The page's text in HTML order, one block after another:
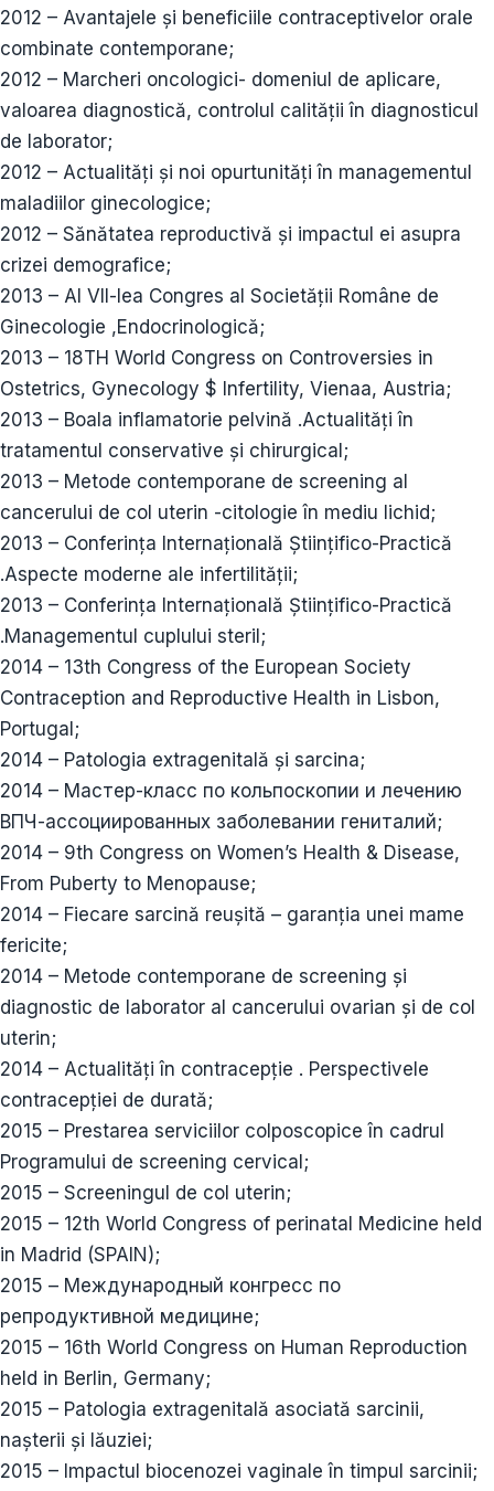
2012 – Avantajele și beneficiile contraceptivelor orale
combinate contemporane;
2012 – Marcheri oncologici- domeniul de aplicare,
valoarea diagnostică, controlul calității în diagnosticul
de laborator;
2012 – Actualități și noi opurtunități în managementul
maladiilor ginecologice;
2012 – Sănătatea reproductivă și impactul ei asupra
crizei demografice;
2013 – Al VII-lea Congres al Societății Române de
Ginecologie ,Endocrinologică;
2013 – 18TH World Congress on Controversies in
Ostetrics, Gynecology $ Infertility, Vienaa, Austria;
2013 – Boala inflamatorie pelvină .Actualități în
tratamentul conservative și chirurgical;
2013 – Metode contemporane de screening al
cancerului de col uterin -citologie în mediu lichid;
2013 – Conferința Internațională Științifico-Practică
.Aspecte moderne ale infertilității;
2013 – Conferința Internațională Științifico-Practică
.Managementul cuplului steril;
2014 – 13th Congress of the European Society
Contraception and Reproductive Health in Lisbon,
Portugal;
2014 – Patologia extragenitală și sarcina;
2014 – Mастер-класс по кольпоскопии и лечению
ВПЧ-ассоциированных заболевании гениталий;
2014 – 9th Congress on Women’s Health & Disease,
From Puberty to Menopause;
2014 – Fiecare sarcină reușită – garanția unei mame
fericite;
2014 – Metode contemporane de screening și
diagnostic de laborator al cancerului ovarian și de col
uterin;
2014 – Actualități în contracepție . Perspectivele
contracepției de durată;
2015 – Prestarea serviciilor colposcopice în cadrul
Programului de screening cervical;
2015 – Screeningul de col uterin;
2015 – 12th World Congress of perinatal Medicine held
in Madrid (SPAIN);
2015 – Международный конгресс по
репродуктивной медицине;
2015 – 16th World Congress on Human Reproduction
held in Berlin, Germany;
2015 – Patologia extragenitală asociată sarcinii,
nașterii și lăuziei;
2015 – Impactul biocenozei vaginale în timpul sarcinii;